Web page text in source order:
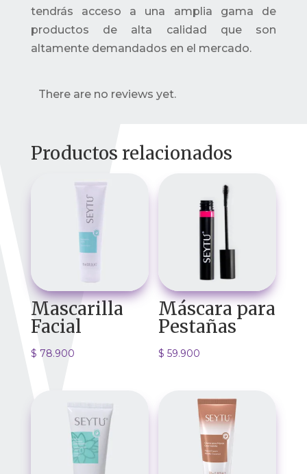
tendrás acceso a una amplia gama de
productos de alta calidad que son
altamente demandados en el mercado.
There are no reviews yet.
Productos relacionados
Mascarilla
Facial
$ 78.900
Máscara para
Pestañas
$ 59.900